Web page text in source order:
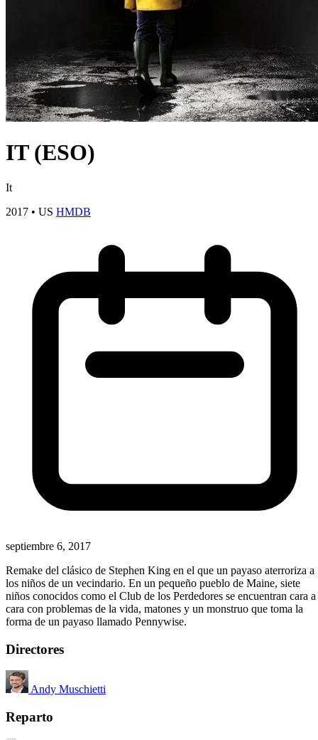
IT (ESO)
It
2017 • US HMDB
septiembre 6, 2017
Remake del clásico de Stephen King en el que un payaso aterroriza a
los niños de un vecindario. En un pequeño pueblo de Maine, siete
niños conocidos como el Club de los Perdedores se encuentran cara a
cara con problemas de la vida, matones y un monstruo que toma la
forma de un payaso llamado Pennywise.
Directores
Andy Muschietti
Reparto